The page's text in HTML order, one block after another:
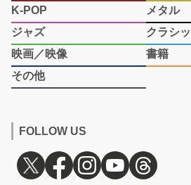
K-POP
メタル
ジャズ
クラシ
映画／映像
書籍
その他
FOLLOW US